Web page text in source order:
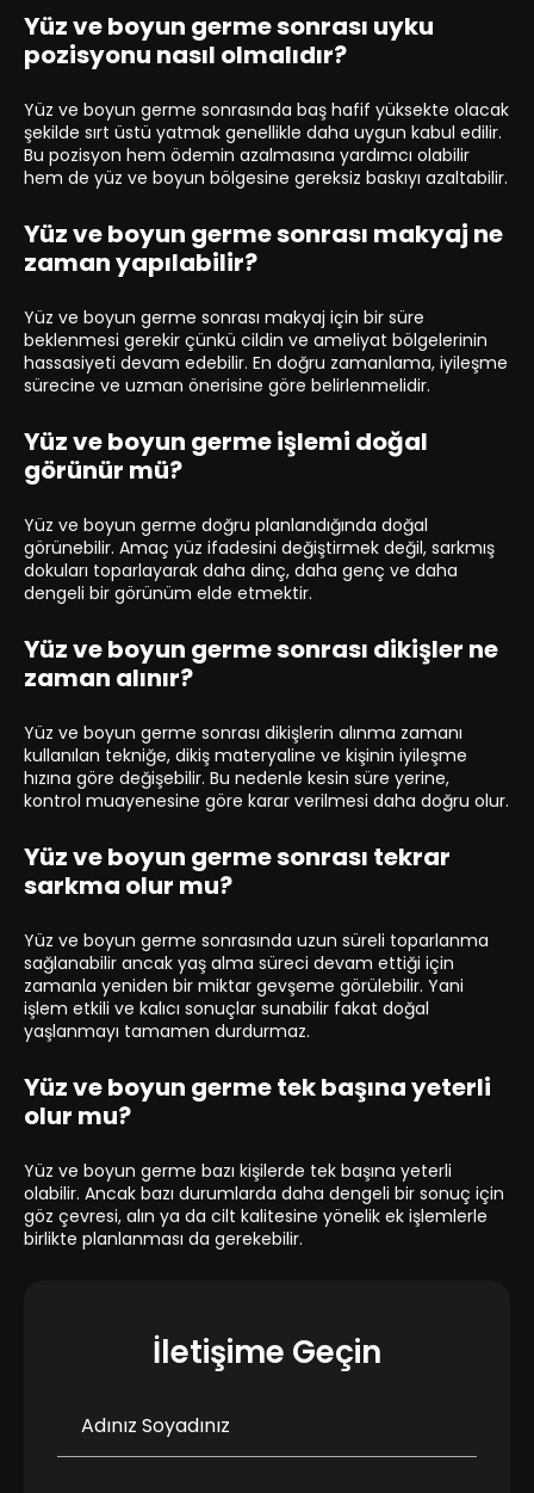
Yüz ve boyun germe sonrası uyku
pozisyonu nasıl olmalıdır?
Yüz ve boyun germe sonrasında baş hafif yüksekte olacak
şekilde sırt üstü yatmak genellikle daha uygun kabul edilir.
Bu pozisyon hem ödemin azalmasına yardımcı olabilir
hem de yüz ve boyun bölgesine gereksiz baskıyı azaltabilir.
Yüz ve boyun germe sonrası makyaj ne
zaman yapılabilir?
Yüz ve boyun germe sonrası makyaj için bir süre
beklenmesi gerekir çünkü cildin ve ameliyat bölgelerinin
hassasiyeti devam edebilir. En doğru zamanlama, iyileşme
sürecine ve uzman önerisine göre belirlenmelidir.
Yüz ve boyun germe işlemi doğal
görünür mü?
Yüz ve boyun germe doğru planlandığında doğal
görünebilir. Amaç yüz ifadesini değiştirmek değil, sarkmış
dokuları toparlayarak daha dinç, daha genç ve daha
dengeli bir görünüm elde etmektir.
Yüz ve boyun germe sonrası dikişler ne
zaman alınır?
Yüz ve boyun germe sonrası dikişlerin alınma zamanı
kullanılan tekniğe, dikiş materyaline ve kişinin iyileşme
hızına göre değişebilir. Bu nedenle kesin süre yerine,
kontrol muayenesine göre karar verilmesi daha doğru olur.
Yüz ve boyun germe sonrası tekrar
sarkma olur mu?
Yüz ve boyun germe sonrasında uzun süreli toparlanma
sağlanabilir ancak yaş alma süreci devam ettiği için
zamanla yeniden bir miktar gevşeme görülebilir. Yani
işlem etkili ve kalıcı sonuçlar sunabilir fakat doğal
yaşlanmayı tamamen durdurmaz.
Yüz ve boyun germe tek başına yeterli
olur mu?
Yüz ve boyun germe bazı kişilerde tek başına yeterli
olabilir. Ancak bazı durumlarda daha dengeli bir sonuç için
göz çevresi, alın ya da cilt kalitesine yönelik ek işlemlerle
birlikte planlanması da gerekebilir.
İletişime Geçin